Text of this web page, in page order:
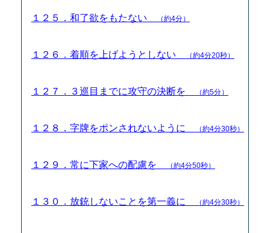
１２５．和了欲をもたない （約4分）
１２６．着順を上げようとしない （約4分20秒）
１２７．３巡目までに攻守の決断を （約5分）
１２８．字牌をポンされないように （約4分30秒）
１２９．常に下家への配慮を （約4分50秒）
１３０．放銃しないことを第一義に （約4分30秒）